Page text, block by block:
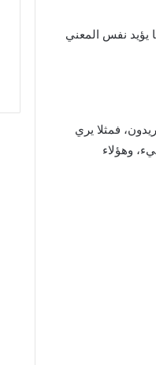
يؤيد نفس المعني
فمثلا يري
وهؤلاء